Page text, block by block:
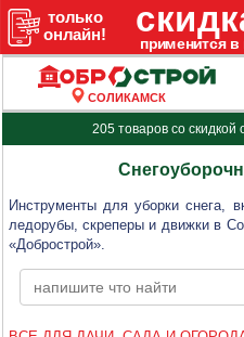
СОЛИКАМСК
205 товаров со скидкой
Инструменты для уборки снега,
ледорубы, скреперы и движки в
«Добрострой».